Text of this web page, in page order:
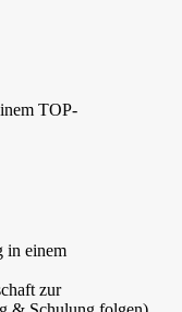
TOP-
in einem
zur